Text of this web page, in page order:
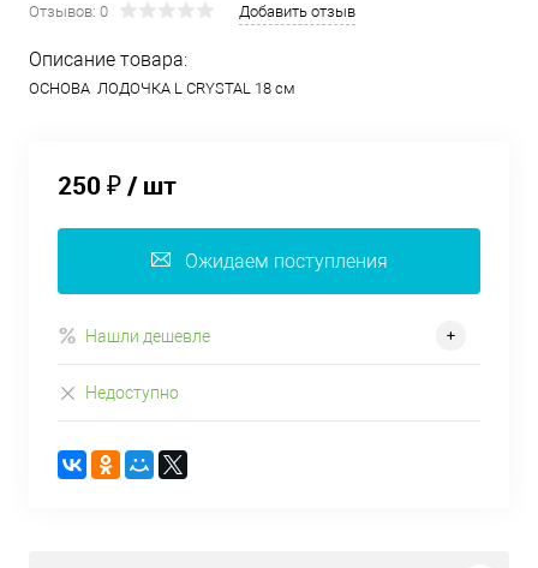
Отзывов: 0 Добавить отзыв
Описание товара:
ОСНОВА ЛОДОЧКА L CRYSTAL 18 см
250 ₽/ шт
Ожидаем поступления
Нашли дешевле
Недоступно